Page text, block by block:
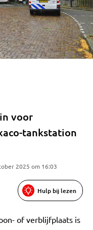
voor
tankstation
2025 om 16:03
Hulp bij lezen
of verblijfplaats is